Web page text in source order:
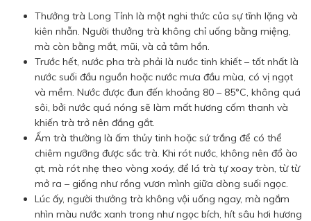
Thưởng trà Long Tỉnh là một nghi thức của sự tĩnh lặng và
kiên nhẫn. Người thưởng trà không chỉ uống bằng miệng,
mà còn bằng mắt, mũi, và cả tâm hồn.
Trước hết, nước pha trà phải là nước tinh khiết – tốt nhất là
nước suối đầu nguồn hoặc nước mưa đầu mùa, có vị ngọt
và mềm. Nước được đun đến khoảng 80 – 85°C, không quá
sôi, bởi nước quá nóng sẽ làm mất hương cốm thanh và
khiến trà trở nên đắng gắt.
Ấm trà thường là ấm thủy tinh hoặc sứ trắng để có thể
chiêm ngưỡng được sắc trà. Khi rót nước, không nên đổ ào
ạt, mà rót nhẹ theo vòng xoáy, để lá trà tự xoay tròn, từ từ
mở ra – giống như rồng vươn mình giữa dòng suối ngọc.
Lúc ấy, người thưởng trà không vội uống ngay, mà ngắm
nhìn màu nước xanh trong như ngọc bích, hít sâu hơi hương